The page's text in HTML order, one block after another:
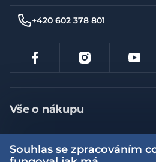
+420 602 378 801
Vše o nákupu
Jak nakupovat
Nejčastější dotazy
Více informací
Souhlas se zpracováním